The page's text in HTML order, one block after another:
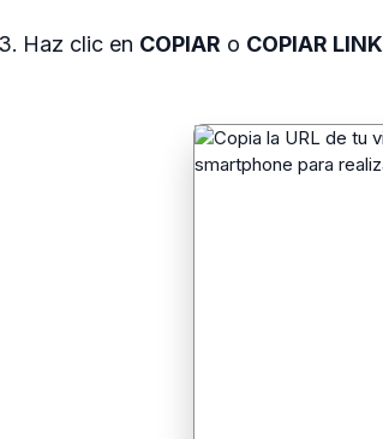
Haz clic en COPIAR o COPIAR LINK